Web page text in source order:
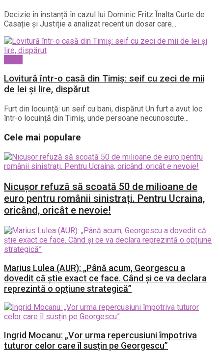
Decizie în instanță în cazul lui Dominic Fritz Înalta Curte de
Casație și Justiție a analizat recent un dosar care...
Lovitură într-o casă din Timiș: seif cu zeci de mii
de lei și lire, dispărut
Furt din locuință: un seif cu bani, dispărut Un furt a avut loc
într-o locuință din Timiș, unde persoane necunoscute...
Cele mai populare
Nicușor refuză să scoată 50 de milioane de
euro pentru românii sinistrați. Pentru Ucraina,
oricând, oricât e nevoie!
Marius Lulea (AUR): „Până acum, Georgescu a
dovedit că știe exact ce face. Când și ce va declara
reprezintă o opțiune strategică”
Ingrid Mocanu: „Vor urma repercusiuni împotriva
tuturor celor care îl susțin pe Georgescu”